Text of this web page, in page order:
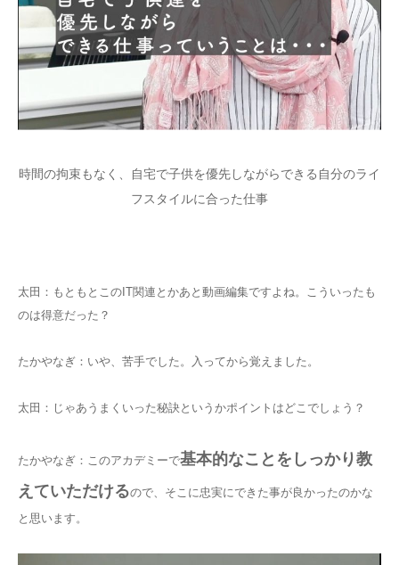
時間の拘束もなく、自宅で子供を優先しながらできる自分のライ
フスタイルに合った仕事
太田：もともとこのIT関連とかあと動画編集ですよね。こういったも
のは得意だった？
たかやなぎ：いや、苦手でした。入ってから覚えました。
太田：じゃあうまくいった秘訣というかポイントはどこでしょう？
たかやなぎ：このアカデミーで基本的なことをしっかり教
えていただけるので、そこに忠実にできた事が良かったのかな
と思います。